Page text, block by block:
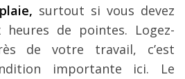
surtout si vous devez
heures de pointes. Logez-
de votre travail, c’est
importante ici. Le